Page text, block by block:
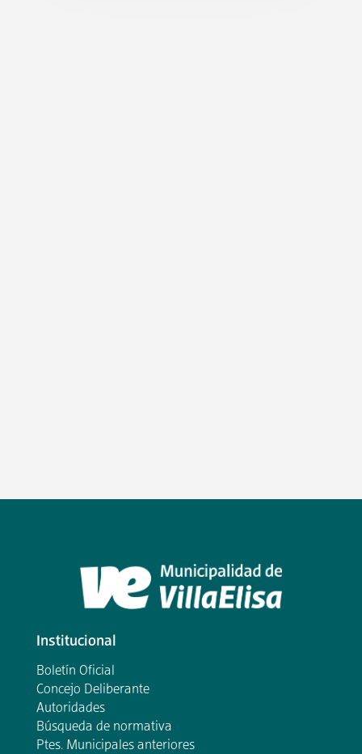
Institucional
Boletín Oficial
Concejo Deliberante
Autoridades
Búsqueda de normativa
Ptes. Municipales anteriores